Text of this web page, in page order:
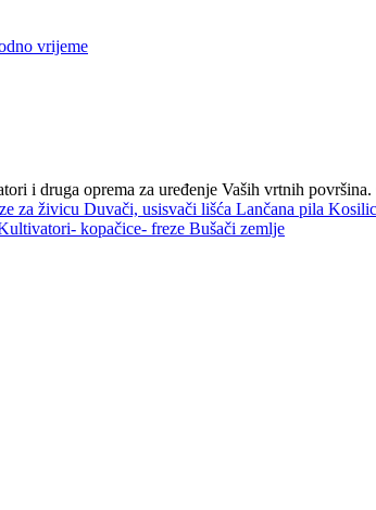
vrijeme
i druga oprema za uređenje Vaših vrtnih
za živicu Duvači, usisvači lišća Lančana pila
kopačice- freze Bušači zemlje